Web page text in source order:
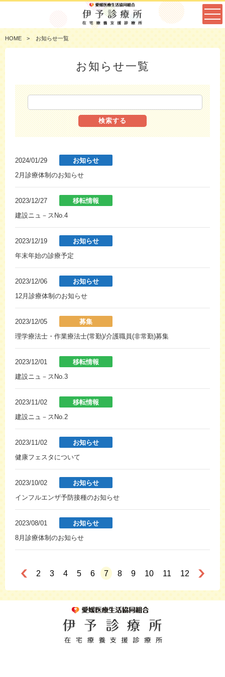
HOME お知らせ一覧
お知らせ一覧
検索する
2024/01/29
お知らせ
2月診療体制のお知らせ
2023/12/27
移転情報
建設ニュ－スNo.4
2023/12/19
お知らせ
年末年始の診療予定
2023/12/06
お知らせ
12月診療体制のお知らせ
2023/12/05
募集
理学療法士・作業療法士(常勤)/介護職員(非常勤)募集
2023/12/01
移転情報
建設ニュ－スNo.3
2023/11/02
移転情報
建設ニュ－スNo.2
2023/11/02
お知らせ
健康フェスタについて
2023/10/02
お知らせ
インフルエンザ予防接種のお知らせ
2023/08/01
お知らせ
8月診療体制のお知らせ
2 3 4 5 6 7 8 9 10 11 12